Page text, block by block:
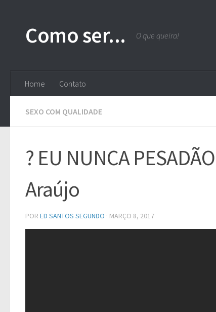
Como ser... O que queira!
Home Contato
SEXO COM QUALIDADE
? EU NUNCA
Araújo
POR ED SANTOS SEGUNDO · MARÇO 8, 2017